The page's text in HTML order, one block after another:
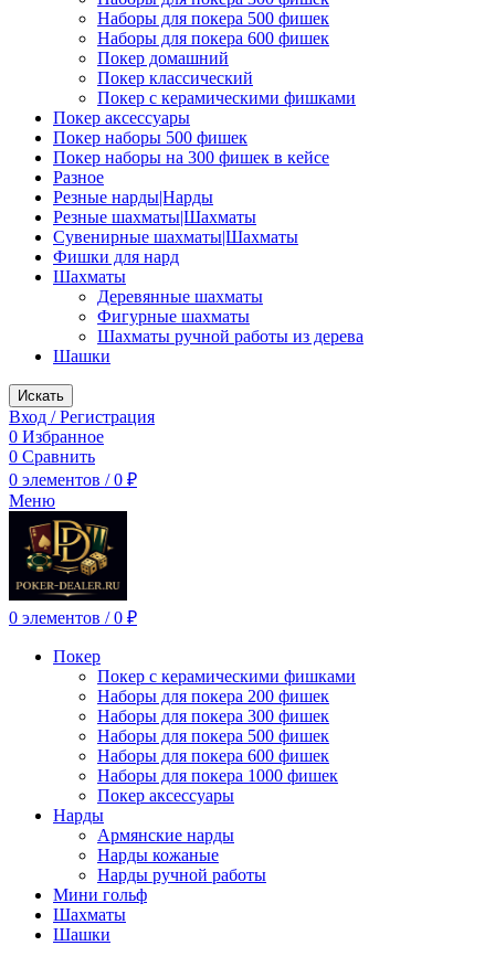
Наборы для покера 500 фишек
Наборы для покера 600 фишек
Покер домашний
Покер классический
Покер с керамическими фишками
Покер аксессуары
Покер наборы 500 фишек
Покер наборы на 300 фишек в кейсе
Разное
Резные нарды|Нарды
Резные шахматы|Шахматы
Сувенирные шахматы|Шахматы
Фишки для нард
Шахматы
Деревянные шахматы
Фигурные шахматы
Шахматы ручной работы из дерева
Шашки
Искать
Вход / Регистрация
0 Избранное
0 Сравнить
0 элементов / 0 ₽
Меню
0 элементов / 0 ₽
Покер
Покер с керамическими фишками
Наборы для покера 200 фишек
Наборы для покера 300 фишек
Наборы для покера 500 фишек
Наборы для покера 600 фишек
Наборы для покера 1000 фишек
Покер аксессуары
Нарды
Армянские нарды
Нарды кожаные
Нарды ручной работы
Мини гольф
Шахматы
Шашки